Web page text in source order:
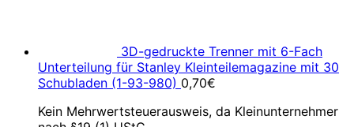
3D-gedruckte Trenner mit 6-Fach
Unterteilung für Stanley Kleinteilemagazine mit 30
Schubladen (1-93-980) 0,70€
Kein Mehrwertsteuerausweis, da Kleinunternehmer